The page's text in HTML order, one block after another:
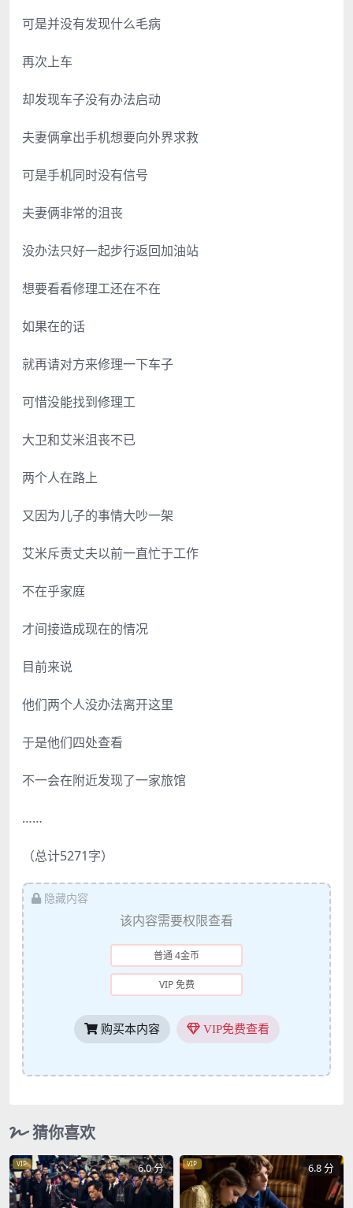
可是并没有发现什么毛病
再次上车
却发现车子没有办法启动
夫妻俩拿出手机想要向外界求救
可是手机同时没有信号
夫妻俩非常的沮丧
没办法只好一起步行返回加油站
想要看看修理工还在不在
如果在的话
就再请对方来修理一下车子
可惜没能找到修理工
大卫和艾米沮丧不已
两个人在路上
又因为儿子的事情大吵一架
艾米斥责丈夫以前一直忙于工作
不在乎家庭
才间接造成现在的情况
目前来说
他们两个人没办法离开这里
于是他们四处查看
不一会在附近发现了一家旅馆
……
（总计5271字）
隐藏内容
该内容需要权限查看
普通 4金币
VIP 免费
购买本内容 VIP免费查看
猜你喜欢
VIP 6.0 分 VIP 6.8 分